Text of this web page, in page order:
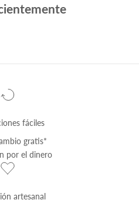
fáciles
gratis*
por el dinero
artesanal